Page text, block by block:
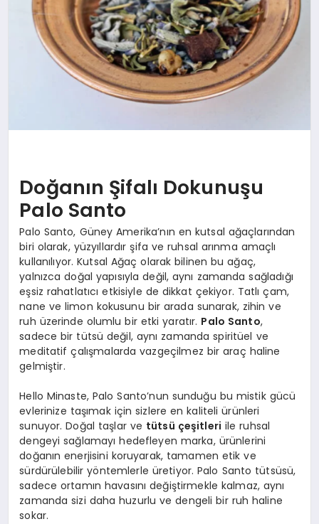
TEKNOLOJI
Doğanın Şifalı Dokunuşu
Palo Santo
Palo Santo, Güney Amerika’nın en kutsal ağaçlarından
biri olarak, yüzyıllardır şifa ve ruhsal arınma amaçlı
kullanılıyor. Kutsal Ağaç olarak bilinen bu ağaç,
yalnızca doğal yapısıyla değil, aynı zamanda sağladığı
eşsiz rahatlatıcı etkisiyle de dikkat çekiyor. Tatlı çam,
nane ve limon kokusunu bir arada sunarak, zihin ve
ruh üzerinde olumlu bir etki yaratır. Palo Santo,
sadece bir tütsü değil, aynı zamanda spiritüel ve
meditatif çalışmalarda vazgeçilmez bir araç haline
gelmiştir.
Hello Minaste, Palo Santo’nun sunduğu bu mistik gücü
evlerinize taşımak için sizlere en kaliteli ürünleri
sunuyor. Doğal taşlar ve tütsü çeşitleri ile ruhsal
dengeyi sağlamayı hedefleyen marka, ürünlerini
doğanın enerjisini koruyarak, tamamen etik ve
sürdürülebilir yöntemlerle üretiyor. Palo Santo tütsüsü,
sadece ortamın havasını değiştirmekle kalmaz, aynı
zamanda sizi daha huzurlu ve dengeli bir ruh haline
sokar.